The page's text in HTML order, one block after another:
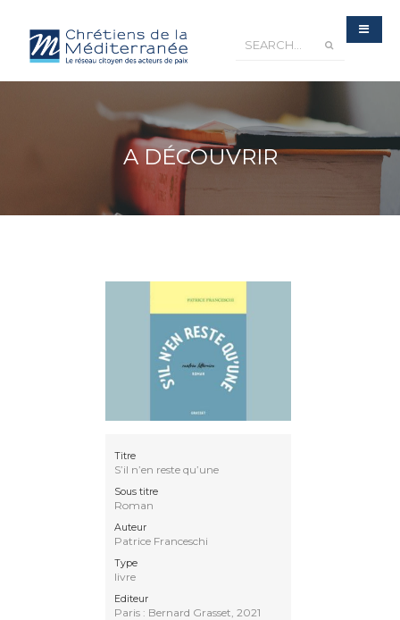
A DÉCOUVRIR
Titre
S’il n’en reste qu’une
Sous titre
Roman
Auteur
Patrice Franceschi
Type
livre
Editeur
Paris : Bernard Grasset, 2021